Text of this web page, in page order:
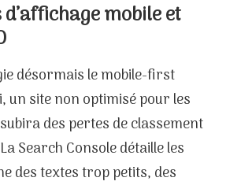
mobile et
désormais le mobile-first
un site non optimisé pour les
des pertes de classement
Search Console détaille les
des textes trop petits, des